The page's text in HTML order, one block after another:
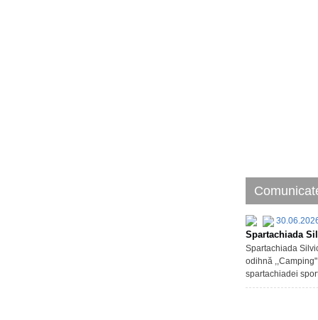
Spartachiada
Spartachiada
odihnă
spartachiadei